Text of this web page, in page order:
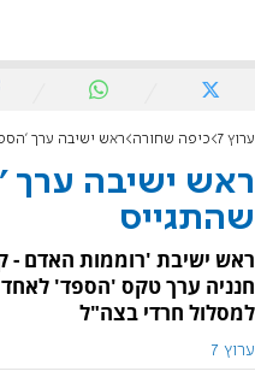
ערוץ 7 כיפה שחורה ראש ישיבה ערך
ראש ישיבה ערך
שהתגייס
ראש ישיבת 'רוממות האדם -
חנניה ערך טקס 'הספד'
למסלול חרדי בצה"ל
ערוץ 7